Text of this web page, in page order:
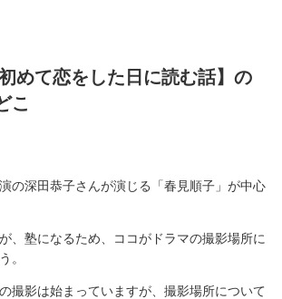
めて恋をした日に読む話】の
こ
の深田恭子さんが演じる「春見順子」が中心
、塾になるため、ココがドラマの撮影場所に
。
撮影は始まっていますが、撮影場所について